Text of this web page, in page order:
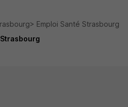
Emploi Santé Strasbourg